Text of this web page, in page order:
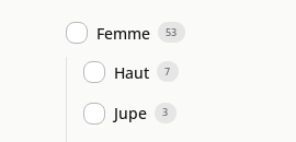
Femme 53
Haut 7
Jupe 3